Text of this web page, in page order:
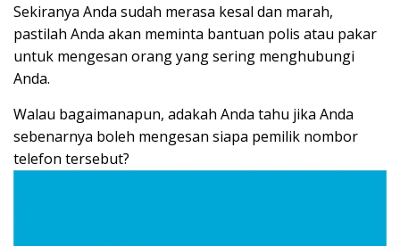
Sekiranya Anda sudah merasa kesal dan marah,
pastilah Anda akan meminta bantuan polis atau pakar
untuk mengesan orang yang sering menghubungi
Anda.
Walau bagaimanapun, adakah Anda tahu jika Anda
sebenarnya boleh mengesan siapa pemilik nombor
telefon tersebut?